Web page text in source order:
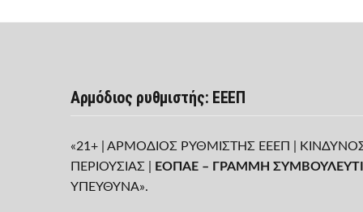
Αρμόδιος ρυθμιστής: ΕΕΕΠ
«21+ | ΑΡΜΟΔΙΟΣ ΡΥΘΜΙΣΤΗΣ ΕΕΕΠ |
ΠΕΡΙΟΥΣΙΑΣ |
ΕΟΠΑΕ – ΓΡΑΜΜΗ
ΥΠΕΥΘΥΝΑ».